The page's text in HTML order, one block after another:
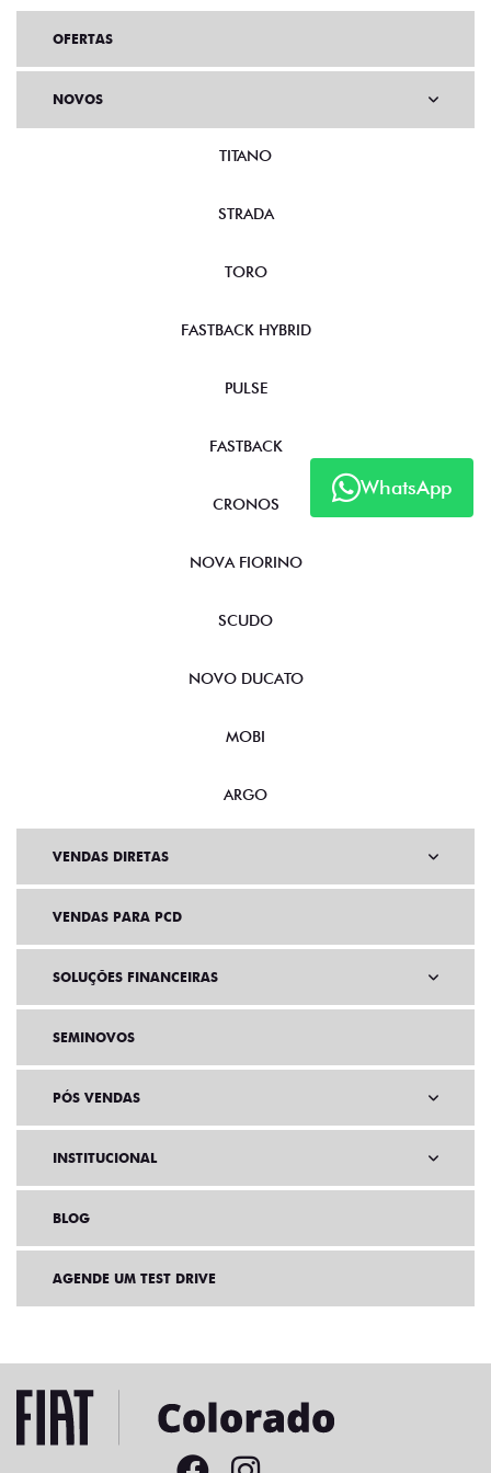
WhatsApp
OFERTAS
NOVOS
TITANO
STRADA
TORO
FASTBACK HYBRID
PULSE
FASTBACK
CRONOS
NOVA FIORINO
SCUDO
NOVO DUCATO
MOBI
ARGO
VENDAS DIRETAS
VENDAS PARA PCD
SOLUÇÕES FINANCEIRAS
SEMINOVOS
PÓS VENDAS
INSTITUCIONAL
BLOG
AGENDE UM TEST DRIVE